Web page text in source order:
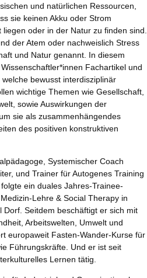
und natürlichen Ressourcen,
sie keinen Akku oder Strom
oder in der Natur zu finden sind.
der Atem oder nachweislich Stress
und Natur genannt. In diesem
Fachartikel und
bewusst interdisziplinär
wichtige Themen wie Gesellschaft,
sowie Auswirkungen der
sie als zusammenhängendes
des positiven konstruktiven
Systemischer Coach
und Trainer für Autogenes Training
ein duales Jahres-Trainee-
Lehre & Social Therapy in
Seitdem beschäftigt er sich mit
Arbeitswelten, Umwelt und
europaweit Fasten-Wander-Kurse für
Führungskräfte. Und er ist seit
Lernen tätig.